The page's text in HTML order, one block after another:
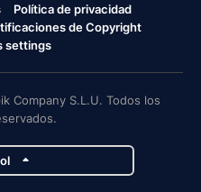
Política de privacidad
de Copyright
settings
Company S.L.U. Todos los